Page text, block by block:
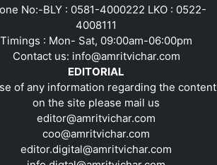
No:-BLY : 0581-4000222 LKO : 0522-
4008111
Timings : Mon- Sat, 09:00am-06:00pm
Contact us: info@amritvichar.com
EDITORIAL
of any information regarding the content
on the site please mail us
editor@amritvichar.com
coo@amritvichar.com
editor.digital@amritvichar.com